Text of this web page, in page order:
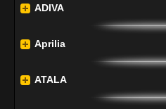
ADIVA
Aprilia
ATALA